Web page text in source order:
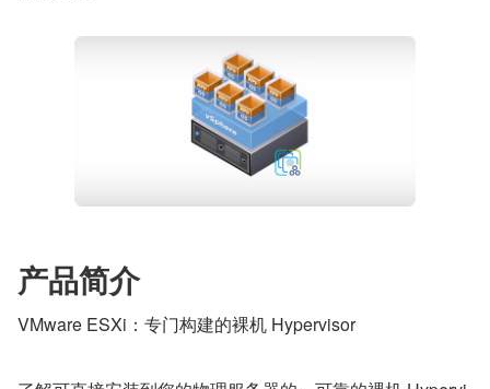
产品简介
VMware ESXi：专门构建的裸机 Hypervisor